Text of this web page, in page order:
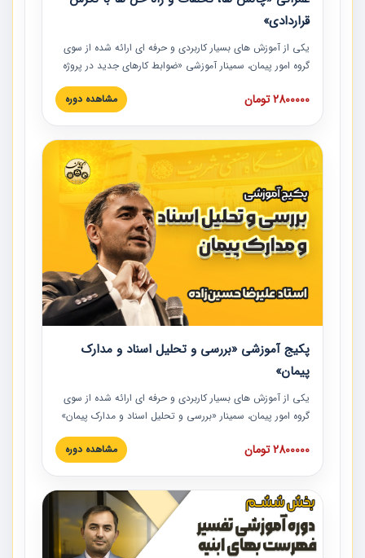
قراردادی»
یکی از آموزش‏‏‏‏‏‏ های بسیار کاربردی و حرفه‏ ای ارائه شده از سوی
گروه امور پیمان، سمینار آموزشی «ضوابط کارهای جدید در پروژه
های عمرانی» چالش ها، تخلفات و راه حل ها با نگرش قراردادی
است که در محل سندیکای شرکت های ساختمانی کشور ارائه شد.
مدارک پیمان به همراه تجربیات عملی ارائه شده است.
2800000 تومان مشاهده دوره
پکیج آموزشی «بررسی و تحلیل اسناد و مدارک
پیمان»
یکی از آموزش‏‏‏‏‏‏ های بسیار کاربردی و حرفه‏ ای ارائه شده از سوی
گروه امور پیمان، سمینار «بررسی و تحلیل اسناد و مدارک پیمان»
است که در دانشگاه صنعتی شریف ارائه شد. در این آموزش
نکات کلیدی مربوط به اسناد و مدارک پیمان، اولویت بندی اسناد
پیمان به همراه تجربیات عملی در این خصوص ارائه شده است.
2800000 تومان مشاهده دوره